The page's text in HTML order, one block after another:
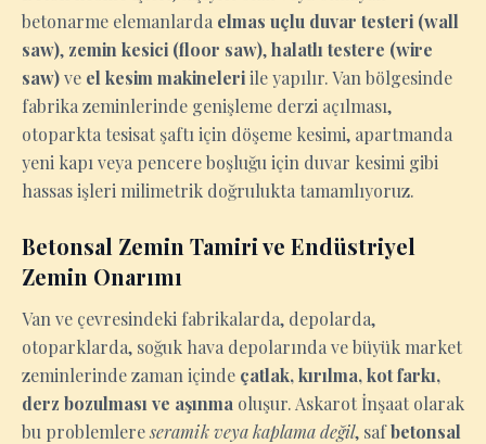
betonarme elemanlarda elmas uçlu duvar testeri (wall
saw), zemin kesici (floor saw),halatlı testere (wire
saw)ve el kesim makineleriile yapılır. Van bölgesinde
fabrika zeminlerinde genişleme derzi açılması,
otoparkta tesisat şaftı için döşeme kesimi, apartmanda
yeni kapı veya pencere boşluğu için duvar kesimi gibi
hassas işleri milimetrik doğrulukta tamamlıyoruz.
Betonsal Zemin Tamiri ve Endüstriyel
Zemin Onarımı
Van ve çevresindeki fabrikalarda, depolarda,
otoparklarda, soğuk hava depolarında ve büyük market
zeminlerinde zaman içinde çatlak, kırılma, kot farkı,
derz bozulması ve aşınma oluşur. Askarot İnşaat olarak
bu problemlereseramik veya kaplama değil, safbetonsal